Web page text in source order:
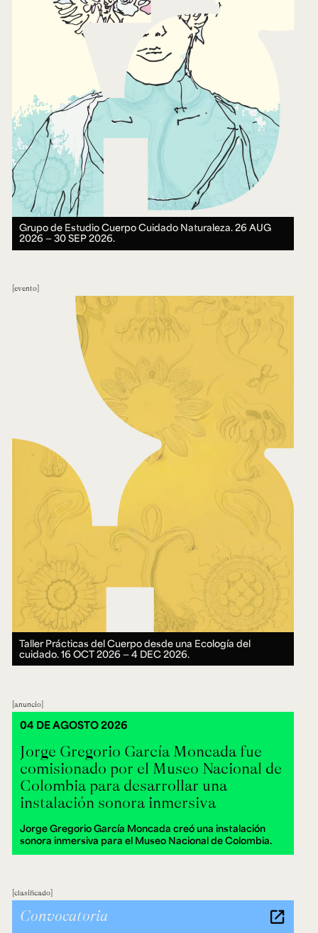
Grupo de Estudio Cuerpo Cuidado Naturaleza.26 AUG
2026 ― 30 SEP 2026.
evento
Taller Prácticas del Cuerpo desde una Ecología del
cuidado.16 OCT 2026 ― 4 DEC 2026.
anuncio
Jorge Gregorio García Moncada fue
comisionado por el Museo Nacional de
Colombia para desarrollar una
instalación sonora inmersiva
Jorge Gregorio García Moncada creó una instalación
sonora inmersiva para el Museo Nacional de Colombia.
04 DE AGOSTO 2026
clasificado
Convocatoria